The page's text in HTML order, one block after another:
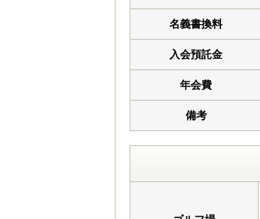
名義書換料
入会預託金
年会費
備考